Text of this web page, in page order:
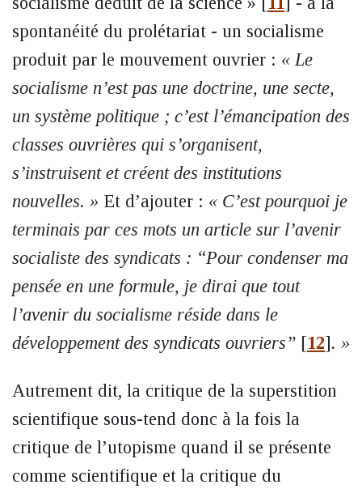
spontanéité du prolétariat - un socialisme
produit par le mouvement ouvrier : « Le
socialisme n’est pas une doctrine, une secte,
un système politique ; c’est l’émancipation des
classes ouvrières qui s’organisent,
s’instruisent et créent des institutions
nouvelles. » Et d’ajouter : « C’est pourquoi je
terminais par ces mots un article sur l’avenir
socialiste des syndicats : “Pour condenser ma
pensée en une formule, je dirai que tout
l’avenir du socialisme réside dans le
développement des syndicats ouvriers” [12]. »
Autrement dit, la critique de la superstition
scientifique sous-tend donc à la fois la
critique de l’utopisme quand il se présente
comme scientifique et la critique du